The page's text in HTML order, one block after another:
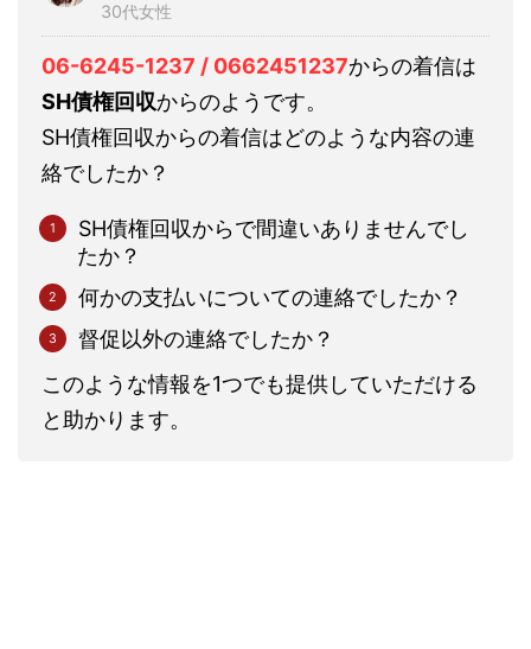
30代女性
06-6245-1237 / 0662451237からの着信は
SH債権回収からのようです。
SH債権回収からの着信はどのような内容の連
絡でしたか？
SH債権回収からで間違いありませんでし
たか？
何かの支払いについての連絡でしたか？
督促以外の連絡でしたか？
このような情報を1つでも提供していただける
と助かります。